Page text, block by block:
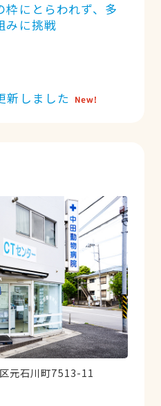
枠にとらわれず、多
みに挑戦
新しました
元石川町7513-11